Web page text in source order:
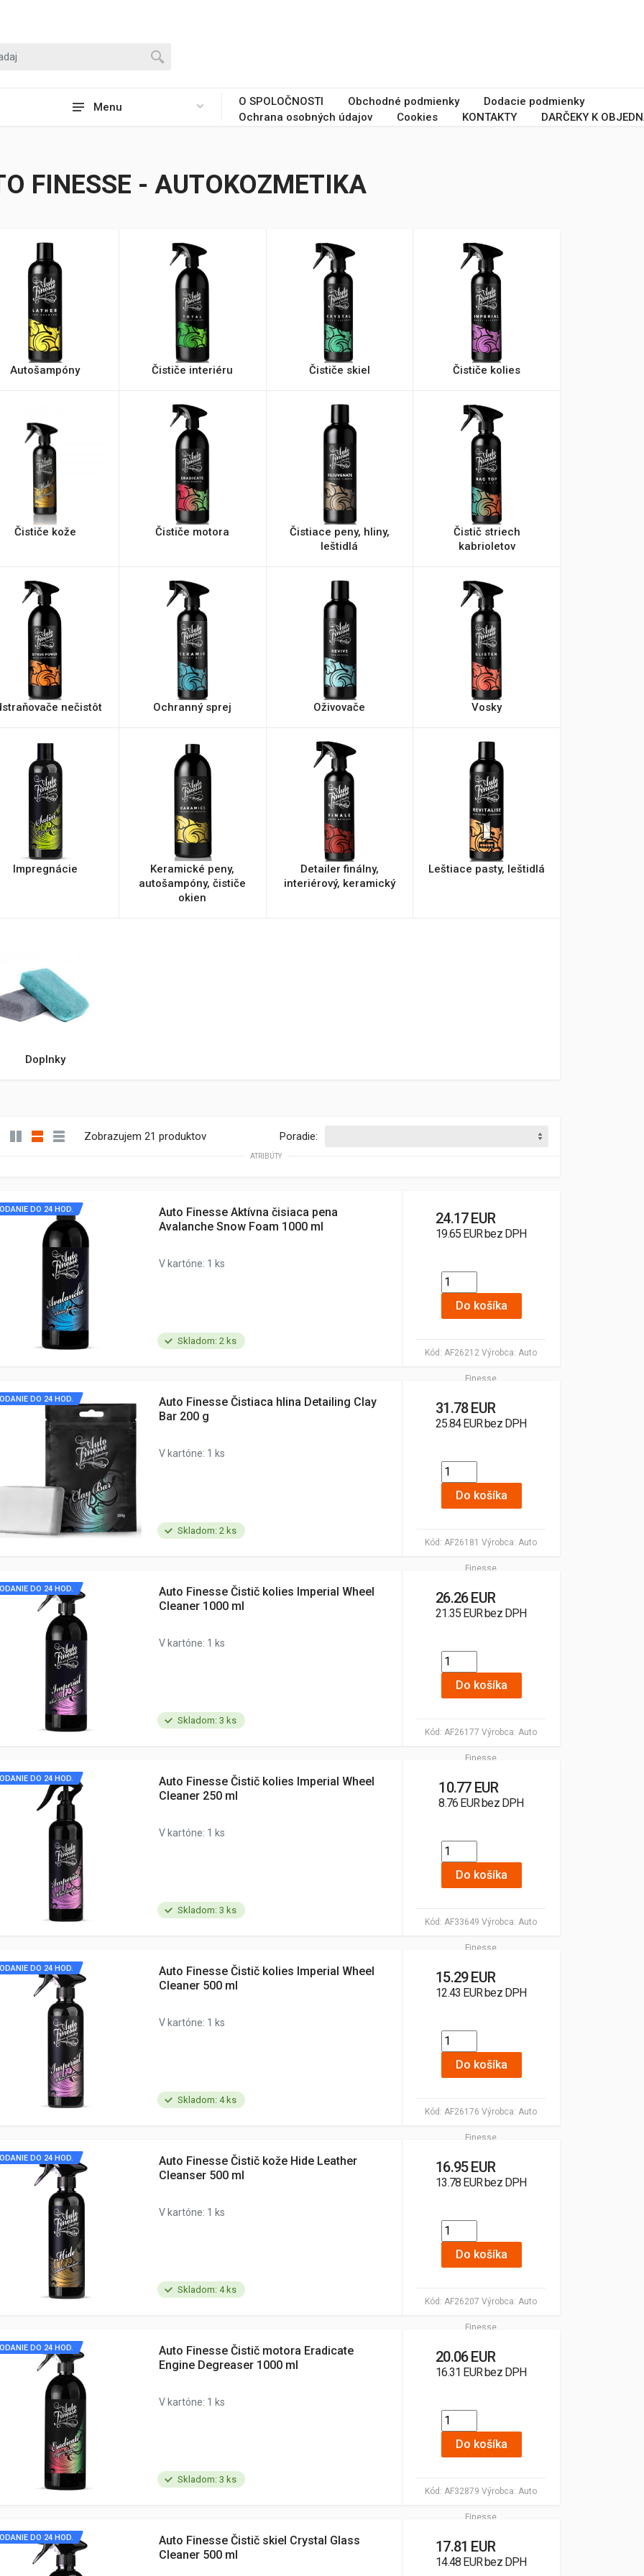
Menu O SPOLOČNOSTI Obchodné podmienky
Dodacie podmienky
Ochrana osobných údajov
Cookies KONTAKTY DARČEKY K
FINESSE - AUTOKOZMETIKA
Autošampóny Čističe interiéru Čističe skiel Čističe kolies
Čističe kože Čističe motora
Čistiace peny, hliny,
leštidlá
Čistič striech
kabrioletov
nečistôt Ochranný sprej Oživovače Vosky
Impregnácie
Keramické peny,
autošampóny, čističe
okien
Detailer finálny,
interiérový, keramický
Leštiace pasty, leštidlá
Doplnky
Zobrazujem 21 produktov Poradie:
ATRIBÚTY
Skladom: 2 ks
Kód: AF26212 Výrobca: Auto
Finesse
DO 24 HOD.
Auto Finesse Aktívna čisiaca pena
Avalanche Snow Foam 1000 ml
V kartóne: 1 ks
24.17 EUR
19.65 EUR bez DPH
Do košíka
Skladom: 2 ks
Kód: AF26181 Výrobca: Auto
Finesse
DO 24 HOD.
Auto Finesse Čistiaca hlina Detailing Clay
Bar 200 g
V kartóne: 1 ks
31.78 EUR
25.84 EUR bez DPH
Do košíka
Skladom: 3 ks
Kód: AF26177 Výrobca: Auto
Finesse
DO 24 HOD.
Auto Finesse Čistič kolies Imperial Wheel
Cleaner 1000 ml
V kartóne: 1 ks
26.26 EUR
21.35 EUR bez DPH
Do košíka
Skladom: 3 ks
Kód: AF33649 Výrobca: Auto
Finesse
DO 24 HOD.
Auto Finesse Čistič kolies Imperial Wheel
Cleaner 250 ml
V kartóne: 1 ks
10.77 EUR
8.76 EUR bez DPH
Do košíka
Skladom: 4 ks
Kód: AF26176 Výrobca: Auto
Finesse
DO 24 HOD.
Auto Finesse Čistič kolies Imperial Wheel
Cleaner 500 ml
V kartóne: 1 ks
15.29 EUR
12.43 EUR bez DPH
Do košíka
Skladom: 4 ks
Kód: AF26207 Výrobca: Auto
Finesse
DO 24 HOD.
Auto Finesse Čistič kože Hide Leather
Cleanser 500 ml
V kartóne: 1 ks
16.95 EUR
13.78 EUR bez DPH
Do košíka
Skladom: 3 ks
Kód: AF32879 Výrobca: Auto
Finesse
DO 24 HOD.
Auto Finesse Čistič motora Eradicate
Engine Degreaser 1000 ml
V kartóne: 1 ks
20.06 EUR
16.31 EUR bez DPH
Do košíka
DO 24 HOD.
Auto Finesse Čistič skiel Crystal Glass
Cleaner 500 ml
17.81 EUR
14.48 EUR bez DPH